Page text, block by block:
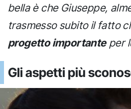
bella è che Giuseppe,
trasmesso subito il fatto
progetto importanteper
Gli aspetti più